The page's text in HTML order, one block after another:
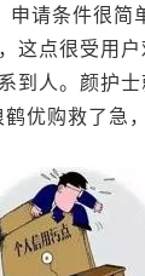
请条件很简
这点很受用
到人。颜护
优购救了急